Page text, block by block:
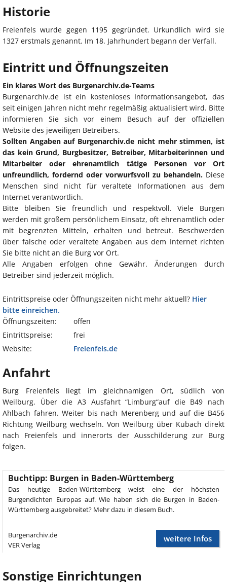
Historie
Freienfels wurde gegen 1195 gegründet. Urkundlich wird sie
1327 erstmals genannt. Im 18. Jahrhundert begann der Verfall.
Eintritt und Öffnungszeiten
Ein klares Wort des Burgenarchiv.de-Teams
Burgenarchiv.de ist ein kostenloses Informationsangebot, das
seit einigen Jahren nicht mehr regelmäßig aktualisiert wird. Bitte
informieren Sie sich vor einem Besuch auf der offiziellen
Website des jeweiligen Betreibers.
Sollten Angaben auf Burgenarchiv.de nicht mehr stimmen, ist
das kein Grund, Burgbesitzer, Betreiber, Mitarbeiterinnen und
Mitarbeiter oder ehrenamtlich tätige Personen vor Ort
unfreundlich, fordernd oder vorwurfsvoll zu behandeln. Diese
Menschen sind nicht für veraltete Informationen aus dem
Internet verantwortlich.
Bitte bleiben Sie freundlich und respektvoll. Viele Burgen
werden mit großem persönlichem Einsatz, oft ehrenamtlich oder
mit begrenzten Mitteln, erhalten und betreut. Beschwerden
über falsche oder veraltete Angaben aus dem Internet richten
Sie bitte nicht an die Burg vor Ort.
Alle Angaben erfolgen ohne Gewähr. Änderungen durch
Betreiber sind jederzeit möglich.
Eintrittspreise oder Öffnungszeiten nicht mehr aktuell? Hier
bitte einreichen.
Öffnungszeiten:
offen
Eintrittspreise:
frei
Website:
Freienfels.de
Anfahrt
Burg Freienfels liegt im gleichnamigen Ort, südlich von
Weilburg. Über die A3 Ausfahrt “Limburg“auf die B49 nach
Ahlbach fahren. Weiter bis nach Merenberg und auf die B456
Richtung Weilburg wechseln. Von Weilburg über Kubach direkt
nach Freienfels und innerorts der Ausschilderung zur Burg
folgen.
Buchtipp: Burgen in Baden-Württemberg
Das heutige Baden-Württemberg weist eine der höchsten
Burgendichten Europas auf. Wie haben sich die Burgen in Baden-
Württemberg ausgebreitet? Mehr dazu in diesem Buch.
Burgenarchiv.de
VER Verlag
weitere Infos
Sonstige Einrichtungen